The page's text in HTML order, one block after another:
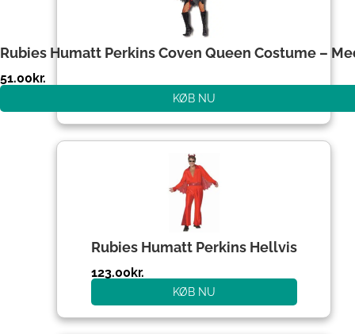
Rubies Humatt Perkins Coven Queen Costume –
51.00kr.
KØB NU
Rubies Humatt Perkins Hellvis
123.00kr.
KØB NU